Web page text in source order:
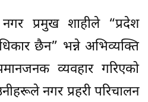
नगर प्रमुख शाहीले “प्रदेश
छैन” भन्ने अभिव्यक्ति
व्यवहार गरिएको
नगर प्रहरी परिचालन